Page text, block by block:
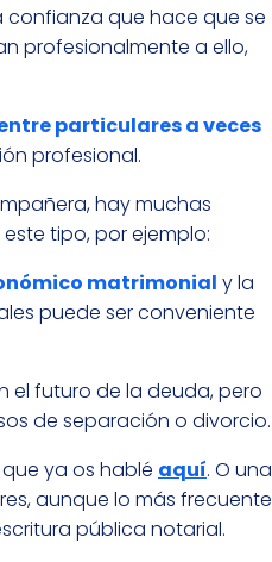
confianza que hace que se
profesionalmente a ello,
particulares a veces
profesional.
hay muchas
tipo, por ejemplo:
matrimonial y la
puede ser conveniente
el futuro de la deuda, pero
de separación o divorcio.
ya os hablé aquí. O una
aunque lo más frecuente
pública notarial.